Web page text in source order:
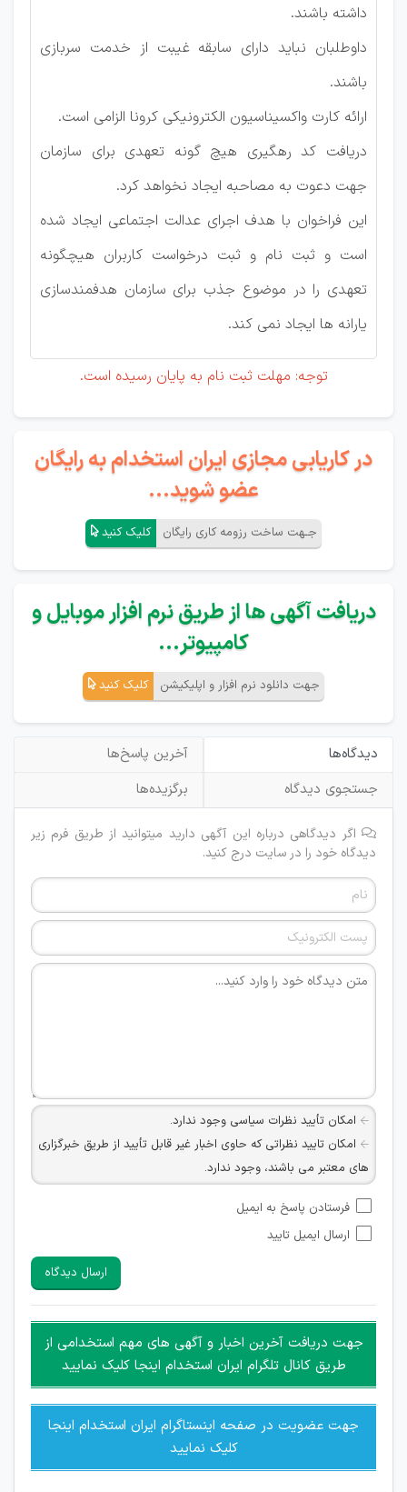
داشته باشند.
داوطلبان نباید دارای سابقه غیبت از خدمت سربازی
باشند.
ارائه کارت واکسیناسیون الکترونیکی کرونا الزامی است.
دریافت کد رهگیری هیچ گونه تعهدی برای سازمان
جهت دعوت به مصاحبه ایجاد نخواهد کرد.
این فراخوان با هدف اجرای عدالت اجتماعی ایجاد شده
است و ثبت نام و ثبت درخواست کاربران هیچگونه
تعهدی را در موضوع جذب برای سازمان هدفمندسازی
یارانه ها ایجاد نمی کند.
توجه: مهلت ثبت نام به پایان رسیده است.
در کاریابی مجازی ایران استخدام به رایگان
عضو شوید...
جـهت ساخت رزومه کاری رایگان کلیک کنید
دریافت آگهی ها از طریق نرم افزار موبایل و
کامپیوتر...
جهت دانلود نرم افزار و اپلیکیشن کلیک کنید
دیدگاه‌ها
آخرین پاسخ‌ها
جستجوی دیدگاه
برگزیده‌ها
اگر دیدگاهی درباره این آگهی دارید میتوانید از طریق فرم زیر
دیدگاه خود را در سایت درج کنید.
امکان تأیید نظرات سیاسی وجود ندارد.
امکان تایید نظراتی که حاوی اخبار غیر قابل تأیید از طریق خبرگزاری
های معتبر می باشند، وجود ندارد.
شبکه های مجازی ارتباطی می باشند وجود ندارد.
امکان تأیید نظرات کاربرانی که به هر طریقی قصد مأیوس کردن
هرگونه تحریک، تحقیر و کنایه به سایر افراد (مسئول و غیر مسئول)
غیر مجاز می باشد.
امکان هماهنگی برای هرگونه ملاقات حضوری چه به صورت دسته
جمعی و چه فردی توسط کاربران سایت وجود ندارد.
فرستادن پاسخ به ایمیل
ارسال ایمیل تایید
ارسال دیدگاه
جهت دریافت آخرین اخبار و آگهی های مهم استخدامی از
طریق کانال تلگرام ایران استخدام اینجا کلیک نمایید
جهت عضویت در صفحه اینستاگرام ایران استخدام اینجا
کلیک نمایید